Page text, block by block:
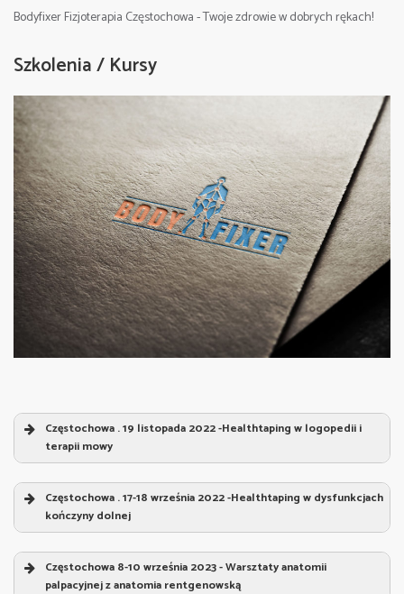
2. Strefa pracy – klatka piersiowa, brzuch, część
grzbietowa
1. Strefa zmian – twarz i szyja
Bodyfixer Fizjoterapia Częstochowa - Twoje zdrowie w dobrych rękach!
Szkolenia / Kursy
Częstochowa . 19 listopada 2022 -Healthtaping w logopedii i
terapii mowy
Healthtaping w logopedii i terapii mowy„
Prowadzący:Sebastian Jeruszka
Częstochowa . 17-18 września 2022 -Healthtaping w dysfunkcjach
kończyny dolnej
Healthtaping w dysfunkcjach kończyny dolnej„
Prowadzący:Sebastian Jeruszka
Częstochowa 8-10 września 2023 - Warsztaty anatomii
palpacyjnej z anatomia rentgenowską